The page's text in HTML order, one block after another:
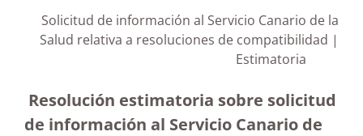
Solicitud de información al Servicio Canario de la
Salud relativa a resoluciones de compatibilidad |
Estimatoria
Resolución estimatoria sobre solicitud
de información al Servicio Canario de